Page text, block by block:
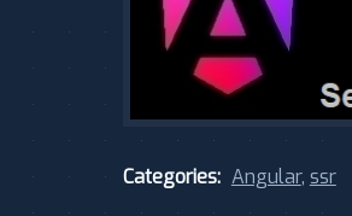
Categories: Angular, ssr